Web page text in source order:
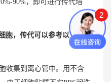
90%，即可进行传代培
胞，传代可以参考以下方
收集到离心管中。用不含
2